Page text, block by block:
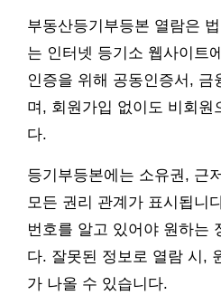
부동산등기부등본 열람은
는 인터넷 등기소 웹사이트
인증을 위해 공동인증서, 금
며, 회원가입 없이도 비회원
다.
등기부등본에는 소유권, 근
모든 권리 관계가 표시됩니
번호를 알고 있어야 원하는
다. 잘못된 정보로 열람 시,
가 나올 수 있습니다.